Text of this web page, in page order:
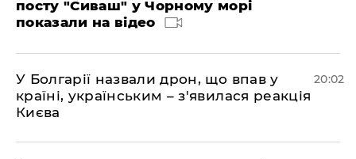
посту "Сиваш" у Чорному морі
показали на відео
У Болгарії назвали дрон, що впав у
країні, українським – з'явилася реакція
Києва
20:02